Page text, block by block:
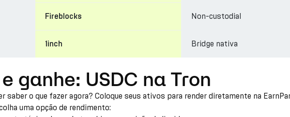
Fireblocks Non-custodial
1inch Bridge nativa
ganhe: USDC na Tron
saber o que fazer agora? Coloque seus ativos para render diretamente na
uma opção de rendimento: